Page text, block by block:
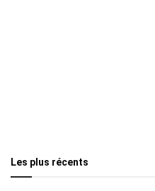
Les plus récents